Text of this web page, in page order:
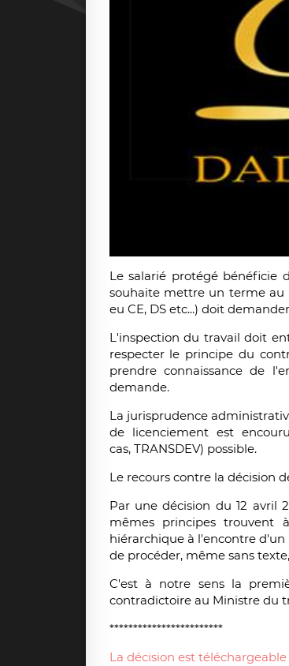
Le salarié protégé bénéficie
souhaite mettre un terme au
eu CE, DS etc...) doit
L'inspection du travail doit
respecter le principe du
prendre connaissance de
demande.
La jurisprudence
de licenciement est
cas, TRANSDEV) possible.
Le recours contre la décision
Par une décision du 12 avril
mêmes principes trouvent
hiérarchique à l'encontre
de procéder, même sans
C'est à notre sens la
contradictoire au Ministre du
************************
La décision est téléchargeable